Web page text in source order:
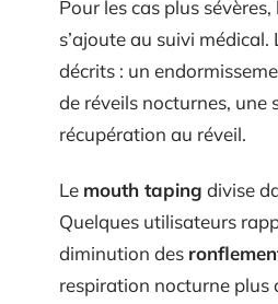
Pour les cas plus
s’ajoute au suivi médical.
décrits : un
de réveils nocturnes, une
récupération au réveil.
Le mouth taping divise
Quelques utilisateurs
diminution des
respiration nocturne plus